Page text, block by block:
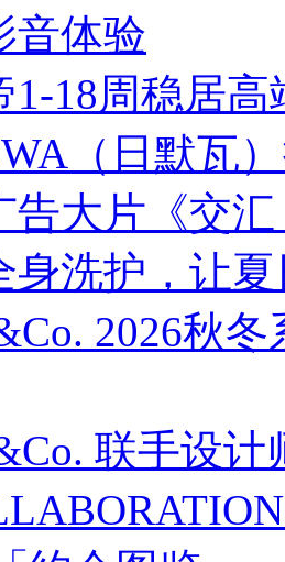
音体验
1-18周稳居
（日默瓦
告大片《交
身洗护，让
2026秋
联手设计